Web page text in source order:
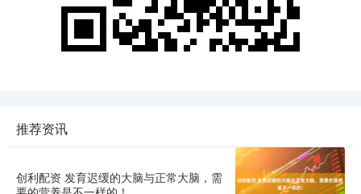
推荐资讯
创利配资 发育迟缓的大脑与正常大脑，需